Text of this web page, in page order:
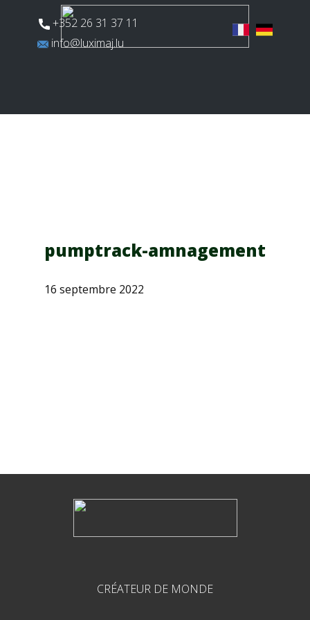
​+352 26 31 37 11
​info@luximaj.lu
pumptrack-amnagement
16 septembre 2022
CRÉATEUR DE MONDE